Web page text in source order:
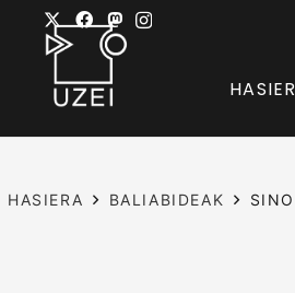
HASIERA BALIABIDEAK